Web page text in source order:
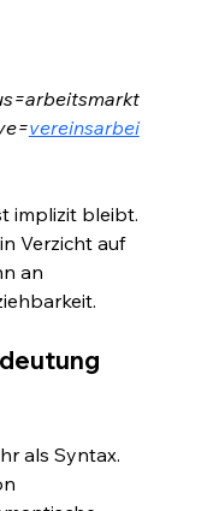
vereinsarbei
implizit bleibt.
Verzicht auf
an
als Syntax.